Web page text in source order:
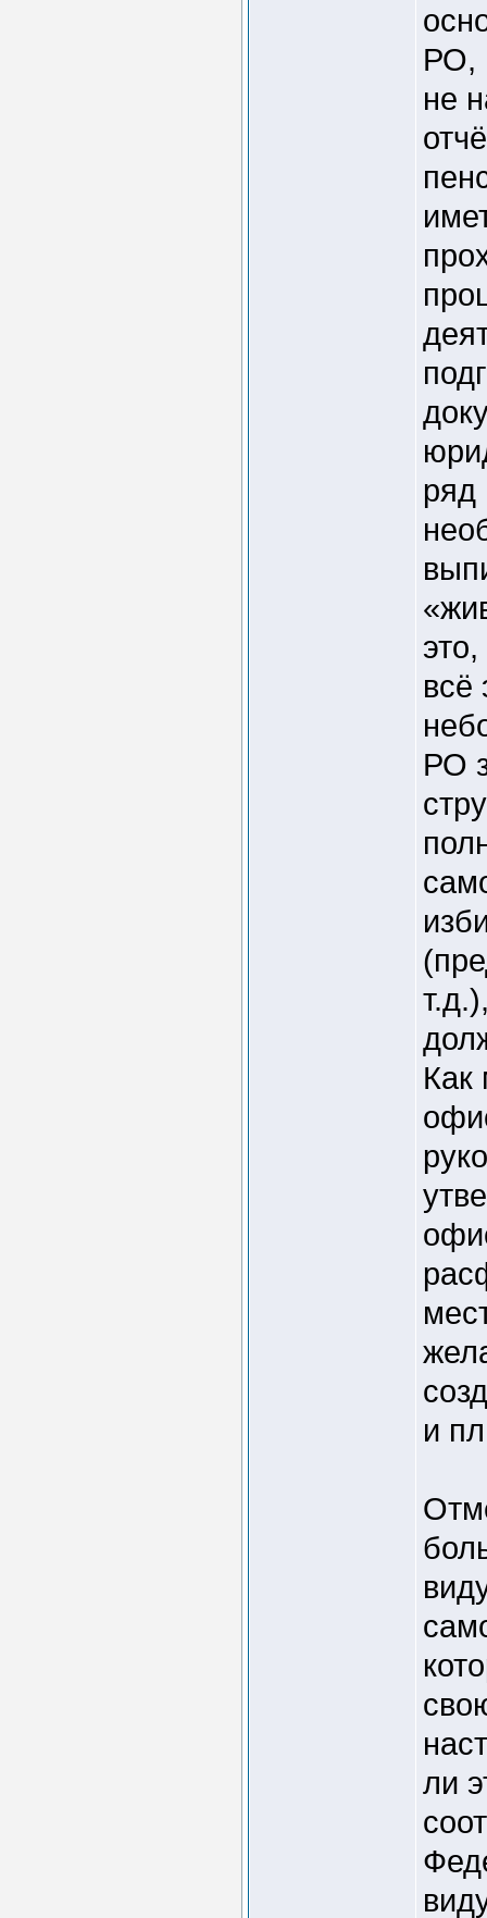
РО,
не
ряд
всё
РО
Как
и
ли